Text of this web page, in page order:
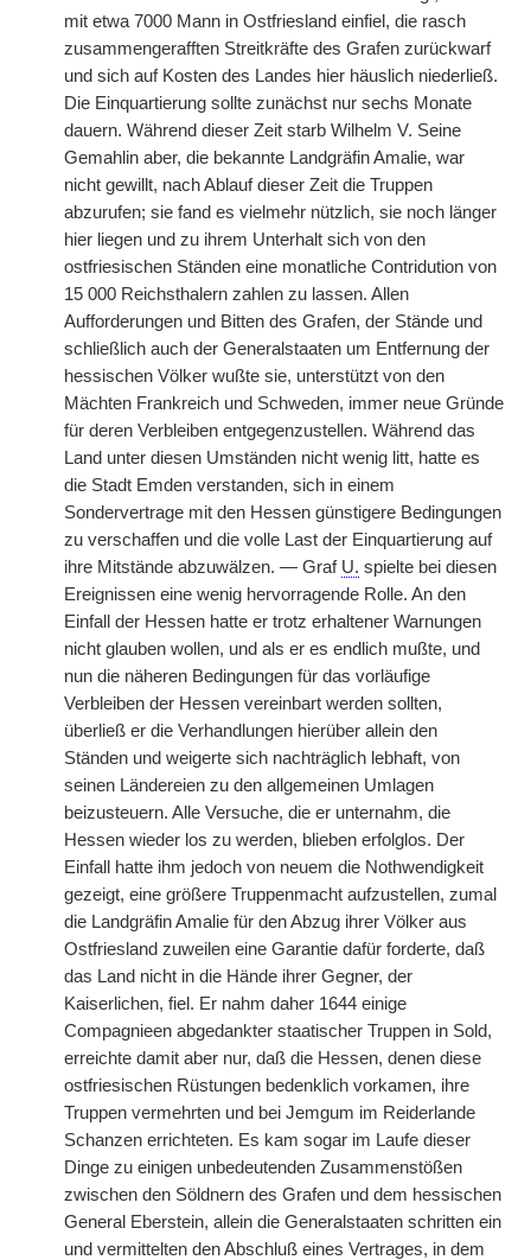
mit etwa 7000 Mann in Ostfriesland einfiel, die rasch
zusammengerafften Streitkräfte des Grafen zurückwarf
und sich auf Kosten des Landes hier häuslich niederließ.
Die Einquartierung sollte zunächst nur sechs Monate
dauern. Während dieser Zeit starb Wilhelm V. Seine
Gemahlin aber, die bekannte Landgräfin Amalie, war
nicht gewillt, nach Ablauf dieser Zeit die Truppen
abzurufen; sie fand es vielmehr nützlich, sie noch länger
hier liegen und zu ihrem Unterhalt sich von den
ostfriesischen Ständen eine monatliche Contridution von
15 000 Reichsthalern zahlen zu lassen. Allen
Aufforderungen und Bitten des Grafen, der Stände und
schließlich auch der Generalstaaten um Entfernung der
hessischen Völker wußte sie, unterstützt von den
Mächten Frankreich und Schweden, immer neue Gründe
für deren Verbleiben entgegenzustellen. Während das
Land unter diesen Umständen nicht wenig litt, hatte es
die Stadt Emden verstanden, sich in einem
Sondervertrage mit den Hessen günstigere Bedingungen
zu verschaffen und die volle Last der Einquartierung auf
ihre Mitstände abzuwälzen. — Graf U. spielte bei diesen
Ereignissen eine wenig hervorragende Rolle. An den
Einfall der Hessen hatte er trotz erhaltener Warnungen
nicht glauben wollen, und als er es endlich mußte, und
nun die näheren Bedingungen für das vorläufige
Verbleiben der Hessen vereinbart werden sollten,
überließ er die Verhandlungen hierüber allein den
Ständen und weigerte sich nachträglich lebhaft, von
seinen Ländereien zu den allgemeinen Umlagen
beizusteuern. Alle Versuche, die er unternahm, die
Hessen wieder los zu werden, blieben erfolglos. Der
Einfall hatte ihm jedoch von neuem die Nothwendigkeit
gezeigt, eine größere Truppenmacht aufzustellen, zumal
die Landgräfin Amalie für den Abzug ihrer Völker aus
Ostfriesland zuweilen eine Garantie dafür forderte, daß
das Land nicht in die Hände ihrer Gegner, der
Kaiserlichen, fiel. Er nahm daher 1644 einige
Compagnieen abgedankter staatischer Truppen in Sold,
erreichte damit aber nur, daß die Hessen, denen diese
ostfriesischen Rüstungen bedenklich vorkamen, ihre
Truppen vermehrten und bei Jemgum im Reiderlande
Schanzen errichteten. Es kam sogar im Laufe dieser
Dinge zu einigen unbedeutenden Zusammenstößen
zwischen den Söldnern des Grafen und dem hessischen
General Eberstein, allein die Generalstaaten schritten ein
und vermittelten den Abschluß eines Vertrages, in dem